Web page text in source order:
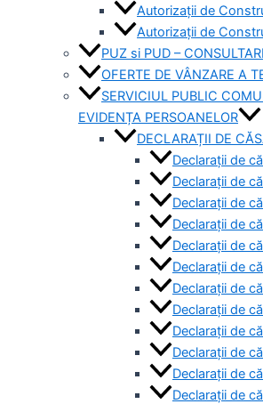
Autorizaţii de
Autorizaţii de
PUZ si PUD –
OFERTE DE VÂNZARE A
SERVICIUL PUBLIC
EVIDENȚA PERSOANELOR
DECLARAȚII DE
Declarații de
Declarații de
Declarații de
Declarații de
Declarații de
Declarații de
Declarații de
Declarații de
Declarații de
Declarații de
Declarații de
Declarații de